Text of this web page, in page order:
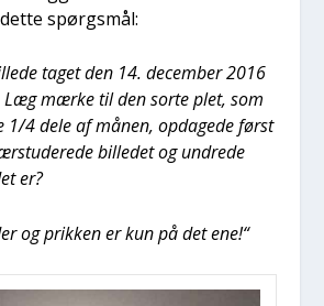
spørgs­mål:
taget den 14. decem­ber 2016
mær­ke til den sor­te plet, som
1/4 dele af månen, opda­ge­de først
bil­le­det og undre­de
er?
og prik­ken er kun på det ene!“